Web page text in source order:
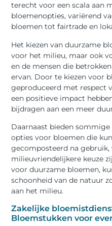
terecht voor een scala aan
bloemenopties, variërend
bloemen tot fairtrade en
Het kiezen van duurzame
voor het milieu, maar ook
en de mensen die
ervan. Door te kiezen voor
geproduceerd met respect
een positieve impact
bijdragen aan een meer
Daarnaast bieden
opties voor bloemen die
gecomposteerd na gebruik,
milieuvriendelijkere keuze
voor duurzame bloemen,
schoonheid van de natuur
aan het milieu.
Zakelijke
Bloemstukken voor